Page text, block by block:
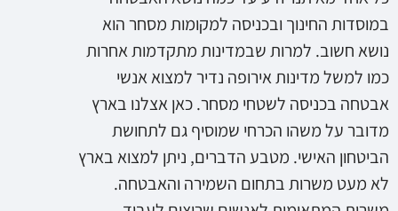
במוסדות החינוך ובכניסה למקומות מסחר הוא
נושא חשוב. למרות שבמדינות מתקדמות אחרות
כמו למשל מדינות אירופה נדיר למצוא אנשי
אבטחה בכניסה לשטחי מסחר. כאן אצלנו בארץ
מדובר על משהו הכרחי שמוסיף גם לתחושת
הביטחון האישי. מטבע הדברים, ניתן למצוא בארץ
לא מעט משרות בתחום השמירה והאבטחה.